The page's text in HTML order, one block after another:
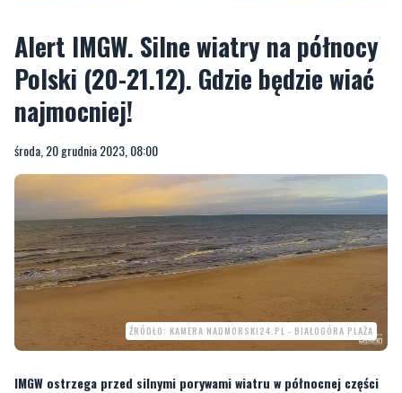
najmocniej!
środa, 20 grudnia 2023, 08:00
ŹRÓDŁO: KAMERA NADMORSKI24.PL - BIAŁOGÓRA PLAŻA
IMGW ostrzega przed silnymi porywami wiatru w północnej części
Polski. W powiatach wejherowskim i puckim sięgać może nawet do
Instytut Meteorologii i Gospodarki Wodnej Państwowy Instytut Badawczy wydał